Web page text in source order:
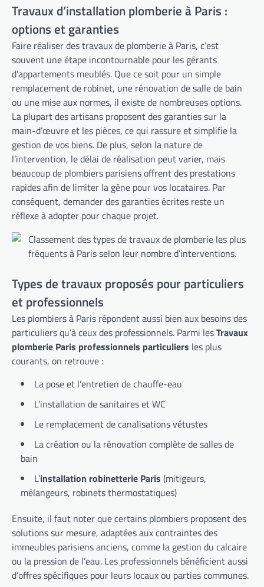
Travaux d’installation plomberie à Paris :
options et garanties
Faire réaliser des travaux de plomberie à Paris, c’est
souvent une étape incontournable pour les gérants
d’appartements meublés. Que ce soit pour un simple
remplacement de robinet, une rénovation de salle de bain
ou une mise aux normes, il existe de nombreuses options.
La plupart des artisans proposent des garanties sur la
main-d’œuvre et les pièces, ce qui rassure et simplifie la
gestion de vos biens. De plus, selon la nature de
l’intervention, le délai de réalisation peut varier, mais
beaucoup de plombiers parisiens offrent des prestations
rapides afin de limiter la gêne pour vos locataires. Par
conséquent, demander des garanties écrites reste un
réflexe à adopter pour chaque projet.
Types de travaux proposés pour particuliers
et professionnels
Les plombiers à Paris répondent aussi bien aux besoins des
particuliers qu’à ceux des professionnels. Parmi lesTravaux
plomberie Paris professionnels particuliers les plus
courants, on retrouve :
La pose et l’entretien de chauffe-eau
L’installation de sanitaires et WC
Le remplacement de canalisations vétustes
La création ou la rénovation complète de salles de
bain
L’installation robinetterie Paris (mitigeurs,
mélangeurs, robinets thermostatiques)
Ensuite, il faut noter que certains plombiers proposent des
solutions sur mesure, adaptées aux contraintes des
immeubles parisiens anciens, comme la gestion du calcaire
ou la pression de l’eau. Les professionnels bénéficient aussi
d’offres spécifiques pour leurs locaux ou parties communes.